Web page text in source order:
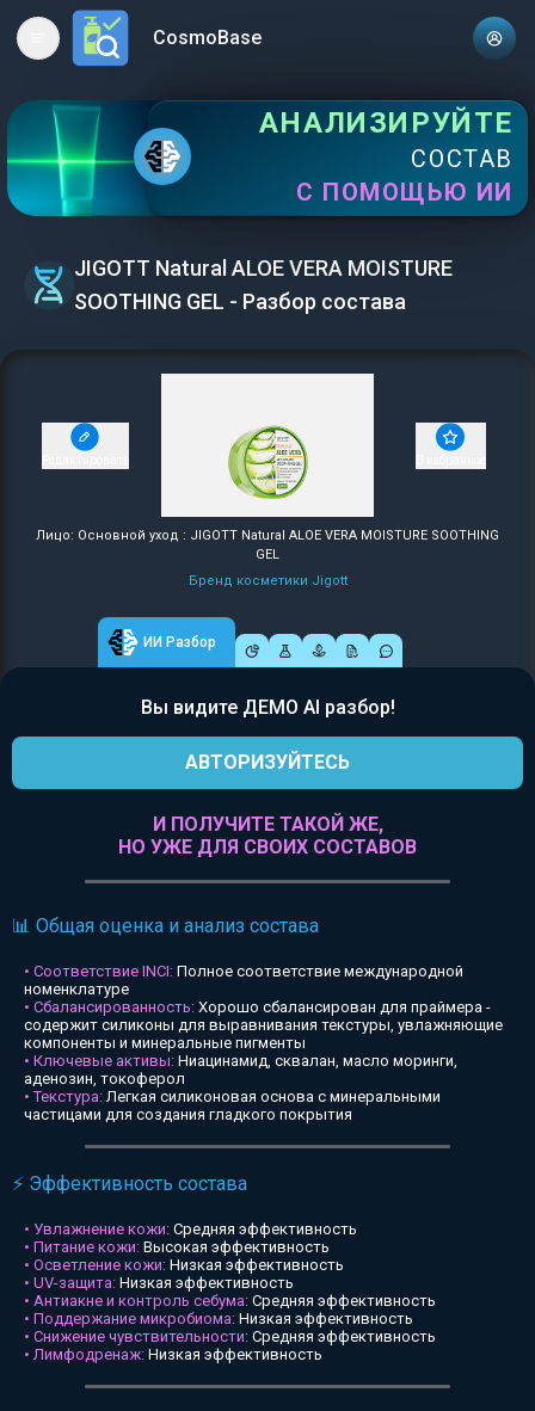
Open main menuCosmoBase
АНАЛИЗИРУЙТЕ
СОСТАВ
С ПОМОЩЬЮ ИИ
JIGOTT Natural ALOE VERA MOISTURE
SOOTHING GEL - Разбор состава
Лицо: Основной уход : JIGOTT Natural ALOE VERA MOISTURE SOOTHING
GEL
Бренд косметики Jigott
ИИ Разбор
Вы видите ДЕМО AI разбор!
АВТОРИЗУЙТЕСЬ
И ПОЛУЧИТЕ ТАКОЙ ЖЕ,
НО УЖЕ ДЛЯ СВОИХ СОСТАВОВ
📊 Общая оценка и анализ состава
• Соответствие INCI: Полное соответствие международной
номенклатуре
• Сбалансированность: Хорошо сбалансирован для праймера -
содержит силиконы для выравнивания текстуры, увлажняющие
компоненты и минеральные пигменты
• Ключевые активы: Ниацинамид, сквалан, масло моринги,
аденозин, токоферол
• Текстура:Легкая силиконовая основа с минеральными
частицами для создания гладкого покрытия
⚡ Эффективность состава
• Увлажнение кожи: Средняя эффективность
• Питание кожи: Высокая эффективность
• Осветление кожи: Низкая эффективность
• UV-защита: Низкая эффективность
• Антиакне и контроль себума: Средняя эффективность
• Поддержание микробиома: Низкая эффективность
• Снижение чувствительности: Средняя эффективность
• Лимфодренаж: Низкая эффективность